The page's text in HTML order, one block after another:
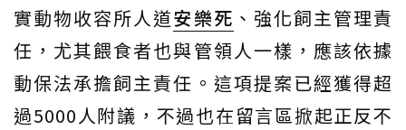
實動物收容所人道安樂死 、強化飼主管理責
任，尤其餵食者也與管領人一樣，應該依據
動保法承擔飼主責任。這項提案已經獲得超
過5000人附議，不過也在留言區掀起正反不